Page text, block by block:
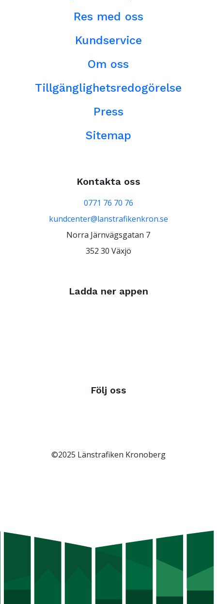
Res med oss
Kundservice
Om oss
Tillgänglighetsredogörelse
Press
Sitemap
Kontakta oss
0771 76 70 76
kundcenter@lanstrafikenkron.se
Norra Järnvägsgatan 7
352 30 Växjö
Ladda ner appen
Följ oss
©2025 Länstrafiken Kronoberg